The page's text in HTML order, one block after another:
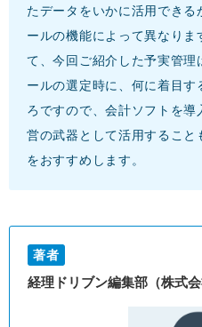
たデータをいかに活用でき
ールの機能によって異なり
て、今回ご紹介した予実管
ールの選定時に、何に着目す
ろですので、会計ソフトを
営の武器として活用すること
をおすすめします。
著者
経理ドリブン編集部（株式